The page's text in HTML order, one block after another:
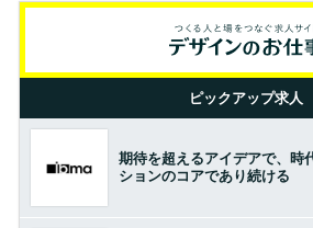
ピックアップ求人
期待を超えるアイデアで、時
ションのコアであり続ける